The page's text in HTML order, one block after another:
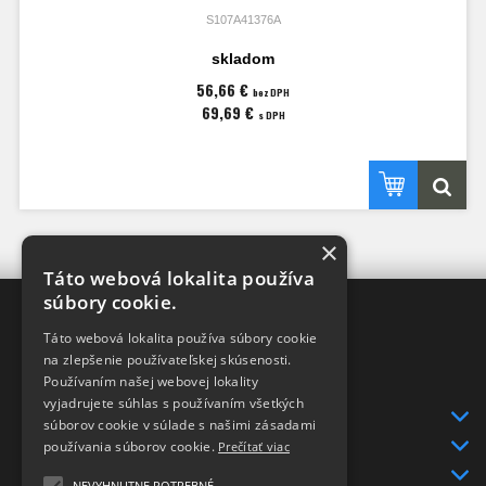
S107A41376A
skladom
56,66 € bez DPH
69,69 € s DPH
DISTRIBÚTOR v SR
pre značky
XRAY a HUDY
INFO
DODANIE TOVARU
×
Táto webová lokalita používa
súbory cookie.
Táto webová lokalita používa súbory cookie
na zlepšenie používateľskej skúsenosti.
Používaním našej webovej lokality
vyjadrujete súhlas s používaním všetkých
súborov cookie v súlade s našimi zásadami
používania súborov cookie. Prečítať viac